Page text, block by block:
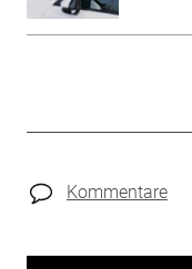
Kommentare